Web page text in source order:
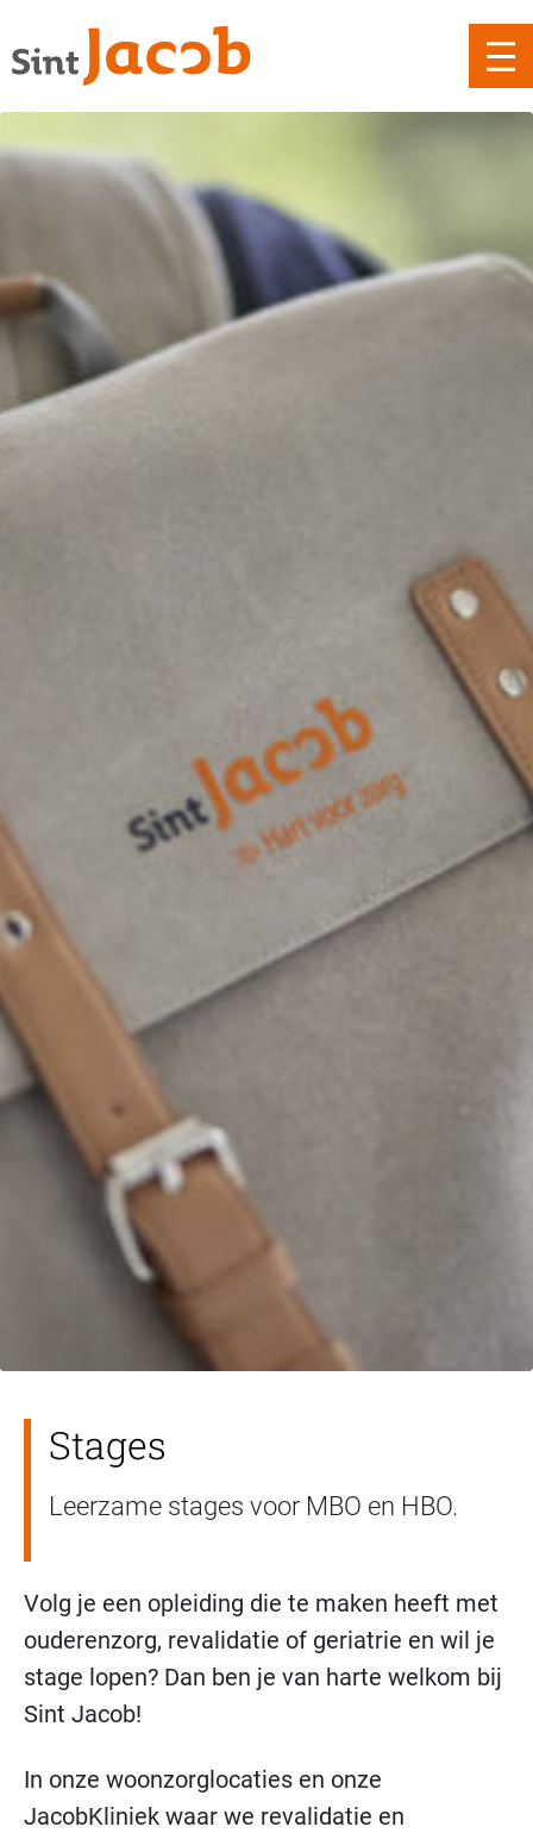
Stages
Leerzame stages voor MBO en HBO.
Volg je een opleiding die te maken heeft met
ouderenzorg, revalidatie of geriatrie en wil je
stage lopen? Dan ben je van harte welkom bij
Sint Jacob!
In onze woonzorglocaties en onze
JacobKliniek waar we revalidatie en